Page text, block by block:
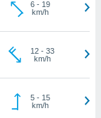
6- 19
km/h
12- 33
km/h
5- 15
km/h